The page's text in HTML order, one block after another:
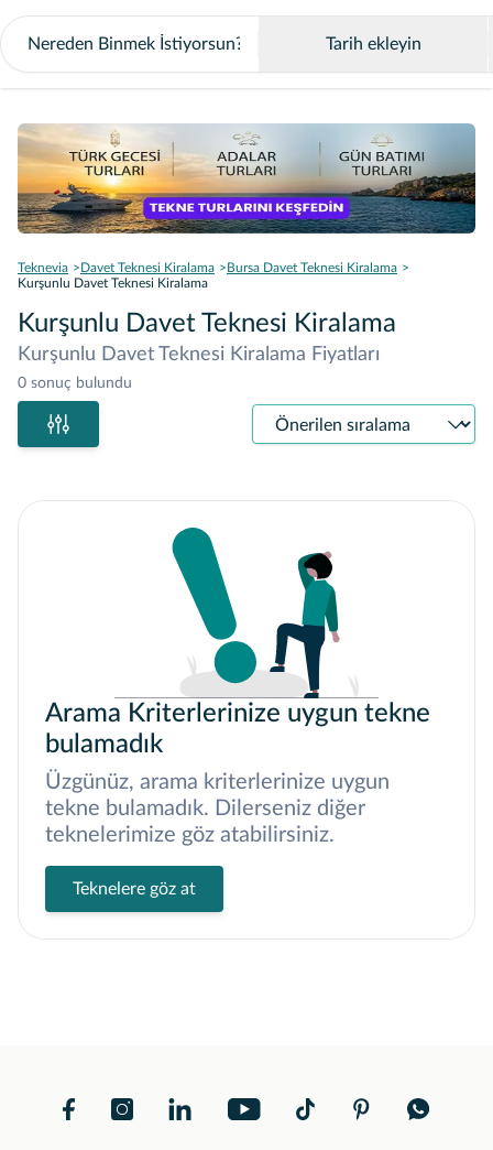
Tarih ekleyin
Teknevia Davet Teknesi Kiralama
Bursa Davet Teknesi Kiralama
Kurşunlu Davet Teknesi Kiralama
Kurşunlu Davet Teknesi Kiralama
Kurşunlu Davet Teknesi Kiralama Fiyatları
0 sonuç bulundu
Sıralama
Arama Kriterlerinize uygun tekne
bulamadık
Üzgünüz, arama kriterlerinize uygun
tekne bulamadık. Dilerseniz diğer
teknelerimize göz atabilirsiniz.
Teknelere göz at